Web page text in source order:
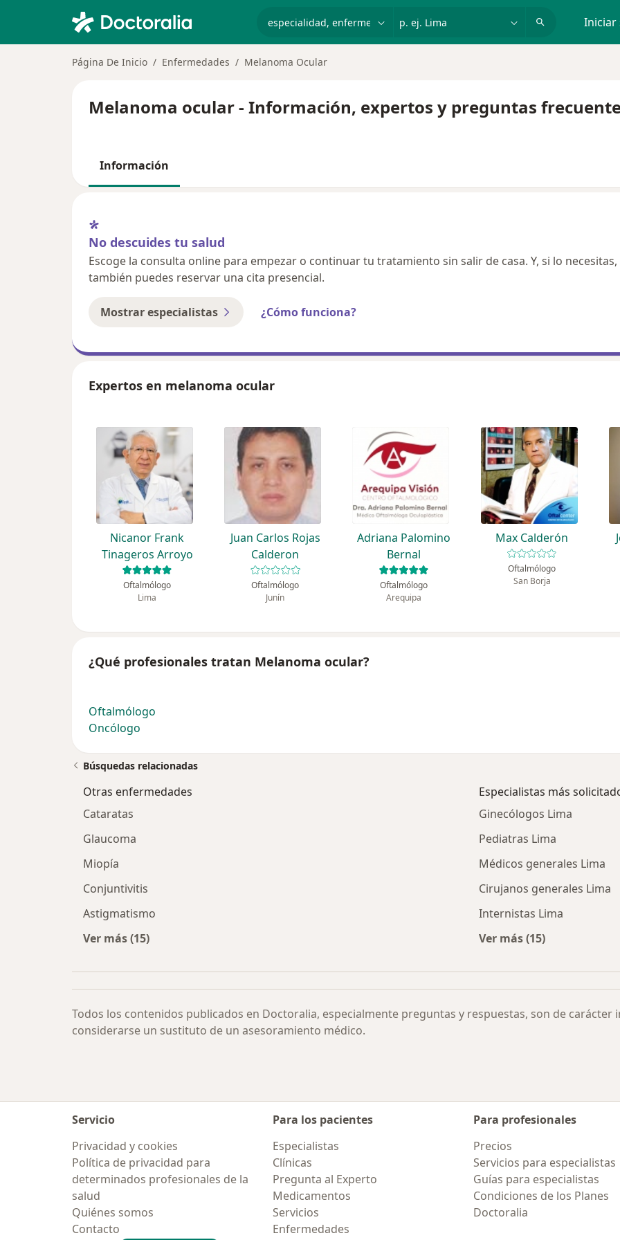
Iniciar
Página De Inicio Enfermedades Melanoma Ocular
Melanoma ocular - Información, expertos y preguntas
Información
No descuides tu salud
Escoge la consulta online para empezar o continuar tu tratamiento sin salir de casa. Y, si lo necesitas,
también puedes reservar una cita presencial.
Mostrar especialistas ¿Cómo funciona?
Expertos en melanoma ocular
Nicanor Frank
Tinageros Arroyo
Oftalmólogo
Lima
Juan Carlos Rojas
Calderon
Oftalmólogo
Junín
Adriana Palomino
Bernal
Oftalmólogo
Arequipa
Max Calderón
Oftalmólogo
San Borja
¿Qué profesionales tratan Melanoma ocular?
Oftalmólogo
Oncólogo
Búsquedas relacionadas
Otras enfermedades
Cataratas
Glaucoma
Miopía
Conjuntivitis
Astigmatismo
Ver más (15)
Especialistas más
Ginecólogos Lima
Pediatras Lima
Médicos generales Lima
Cirujanos generales Lima
Internistas Lima
Ver más (15)
Todos los contenidos publicados en Doctoralia, especialmente preguntas y respuestas, son de
considerarse un sustituto de un asesoramiento médico.
Servicio
Privacidad y cookies
Política de privacidad para
determinados profesionales de la
salud
Quiénes somos
Contacto
Para los pacientes
Especialistas
Clínicas
Pregunta al Experto
Medicamentos
Servicios
Enfermedades
Para profesionales
Precios
Servicios para especialistas
Guías para especialistas
Condiciones de los Planes
Doctoralia